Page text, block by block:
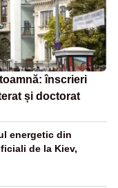
înscrieri
și doctorat
energetic din
de la Kiev,